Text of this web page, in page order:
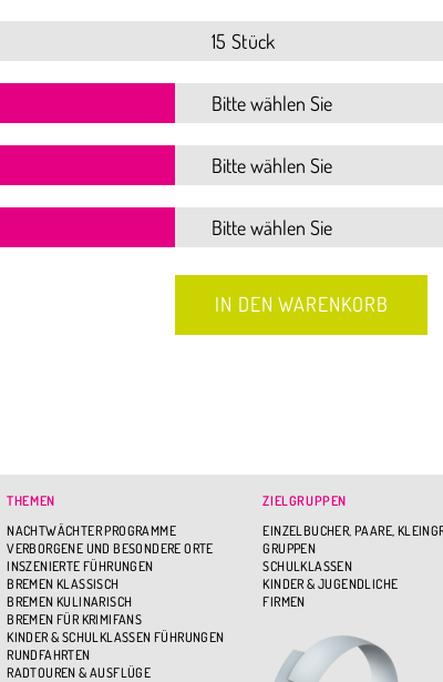
15 Stück
THEMEN
NACHTWÄCHTER PROGRAMME
VERBORGENE UND BESONDERE ORTE
INSZENIERTE FÜHRUNGEN
BREMEN KLASSISCH
BREMEN KULINARISCH
BREMEN FÜR KRIMIFANS
KINDER & SCHULKLASSEN FÜHRUNGEN
RUNDFAHRTEN
RADTOUREN & AUSFLÜGE
ZIELGRUPPEN
EINZELBUCHER, PAARE,
GRUPPEN
SCHULKLASSEN
KINDER & JUGENDLICHE
FIRMEN